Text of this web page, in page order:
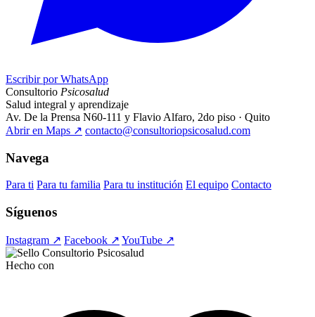
Escribir por WhatsApp
Consultorio Psicosalud
Salud integral y aprendizaje
Av. De la Prensa N60-111 y Flavio Alfaro, 2do piso · Quito
Abrir en Maps ↗ contacto@consultoriopsicosalud.com
Navega
Para ti Para tu familia Para tu institución El equipo Contacto
Síguenos
Instagram ↗ Facebook ↗ YouTube ↗
Hecho con